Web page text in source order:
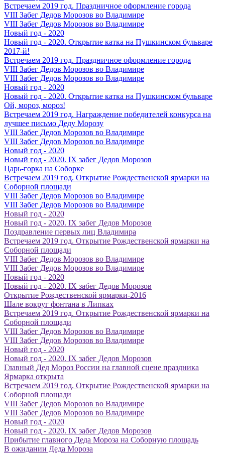
Встречаем 2019 год. Праздничное оформление города
VIII Забег Дедов Морозов во Владимире
VIII Забег Дедов Морозов во Владимире
Новый год - 2020
Новый год - 2020. Открытие катка на Пушкинском бульваре
2017-й!
Встречаем 2019 год. Праздничное оформление города
VIII Забег Дедов Морозов во Владимире
VIII Забег Дедов Морозов во Владимире
Новый год - 2020
Новый год - 2020. Открытие катка на Пушкинском бульваре
Ой, мороз, мороз!
Встречаем 2019 год. Награждение победителей конкурса на
лучшее письмо Деду Морозу
VIII Забег Дедов Морозов во Владимире
VIII Забег Дедов Морозов во Владимире
Новый год - 2020
Новый год - 2020. IX забег Дедов Морозов
Царь-горка на Соборке
Встречаем 2019 год. Открытие Рождественской ярмарки на
Соборной площади
VIII Забег Дедов Морозов во Владимире
VIII Забег Дедов Морозов во Владимире
Новый год - 2020
Новый год - 2020. IX забег Дедов Морозов
Поздравление первых лиц Владимира
Встречаем 2019 год. Открытие Рождественской ярмарки на
Соборной площади
VIII Забег Дедов Морозов во Владимире
VIII Забег Дедов Морозов во Владимире
Новый год - 2020
Новый год - 2020. IX забег Дедов Морозов
Открытие Рождественской ярмарки-2016
Шале вокруг фонтана в Липках
Встречаем 2019 год. Открытие Рождественской ярмарки на
Соборной площади
VIII Забег Дедов Морозов во Владимире
VIII Забег Дедов Морозов во Владимире
Новый год - 2020
Новый год - 2020. IX забег Дедов Морозов
Главный Дед Мороз России на главной сцене праздника
Ярмарка открыта
Встречаем 2019 год. Открытие Рождественской ярмарки на
Соборной площади
VIII Забег Дедов Морозов во Владимире
VIII Забег Дедов Морозов во Владимире
Новый год - 2020
Новый год - 2020. IX забег Дедов Морозов
Прибытие главного Деда Мороза на Соборную площадь
В ожидании Деда Мороза